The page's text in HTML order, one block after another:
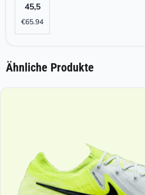
45,5
€65.94
Ähnliche Produkte